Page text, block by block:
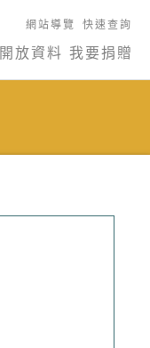
網站導覽 快速查詢
開放資料 我要捐贈